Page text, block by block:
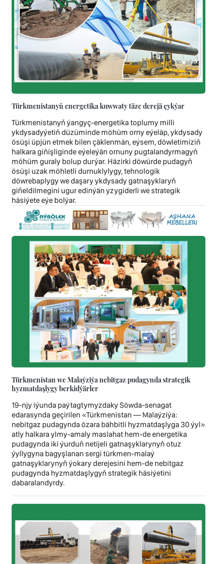
Türkmenistanyň energetika kuwwaty täze derejä çykýar
Türkmenistanyň ýangyç-energetika toplumy milli
ykdysadyýetiň düzüminde möhüm orny eýeläp, ykdysady
ösüşi üpjün etmek bilen çäklenmän, eýsem, döwletimiziň
halkara giňişliginde eýeleýän ornuny pugtalandyrmagyň
möhüm guraly bolup durýar. Häzirki döwürde pudagyň
ösüşi uzak möhletli durnuklylygy, tehnologik
döwrebaplygy we daşary ykdysady gatnaşyklaryň
giňeldilmegini ugur edinýän yzygiderli we strategik
häsiýete eýe bolýar.
Türkmenistan we Malaýziýa nebitgaz pudagynda strategik
hyzmatdaşlygy berkidýärler
19-njy iýunda paýtagtymyzdaky Söwda-senagat
edarasynda geçirilen «Türkmenistan — Malaýziýa:
nebitgaz pudagynda özara bähbitli hyzmatdaşlyga 30 ýyl»
atly halkara ylmy-amaly maslahat hem-de energetika
pudagynda iki ýurduň netijeli gatnaşyklarynyň otuz
ýyllygyna bagyşlanan sergi türkmen-malaý
gatnaşyklarynyň ýokary derejesini hem-de nebitgaz
pudagynda hyzmatdaşlygyň strategik häsiýetini
dabaralandyrdy.